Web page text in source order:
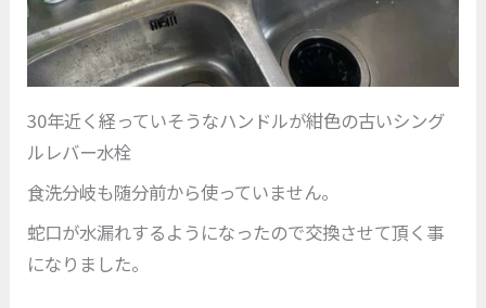
30年近く経っていそうなハンドルが紺色の古いシング
ルレバー水栓
食洗分岐も随分前から使っていません。
蛇口が水漏れするようになったので交換させて頂く事
になりました。